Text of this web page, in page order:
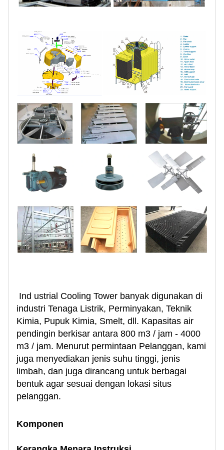
Ind ustrial Cooling Tower banyak digunakan di
industri Tenaga Listrik, Perminyakan, Teknik
Kimia, Pupuk Kimia, Smelt, dll. Kapasitas air
pendingin berkisar antara 800 m3 / jam - 4000
m3 / jam. Menurut permintaan Pelanggan, kami
juga menyediakan jenis suhu tinggi, jenis
limbah, dan juga dirancang untuk berbagai
bentuk agar sesuai dengan lokasi situs
pelanggan.
Komponen